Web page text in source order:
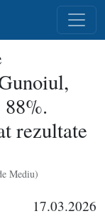
rezultate
Mediu)
17.03.2026